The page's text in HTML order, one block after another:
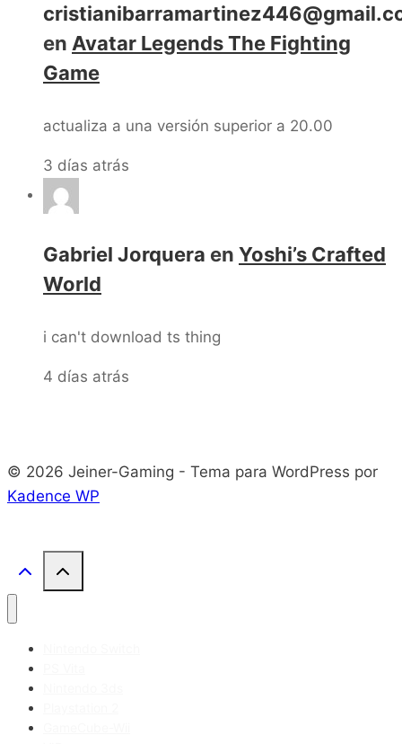
en Avatar Legends The Fighting
Game
actualiza a una versión superior a 20.00
3 días atrás
Gabriel Jorquera en Yoshi’s Crafted
World
i can't download ts thing
4 días atrás
© 2026 Jeiner-Gaming - Tema para WordPress por
Kadence WP